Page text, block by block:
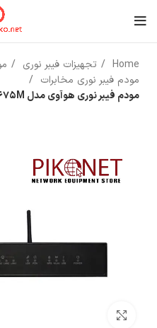
Home تجهیزات فیبر نوری
مودم فیبر نوری مخابرات
مودم فیبر نوری هوآوی مدل MA5675M (8 خط تلفن)